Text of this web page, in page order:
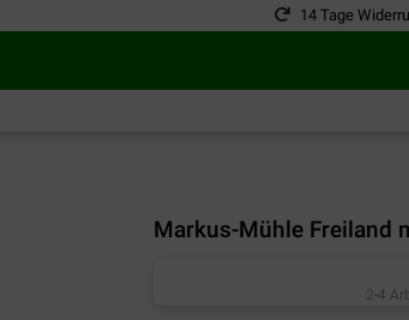
14 Tage
Markus-Mühle Freiland
2-4